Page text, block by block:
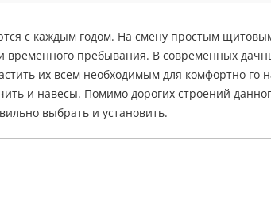
с каждым годом. На смену простым
временного пребывания. В современных
их всем необходимым для комфортно го
и навесы. Помимо дорогих строений
выбрать и установить.